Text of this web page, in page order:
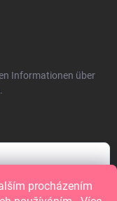
procházením
Informationen über
osobních údajů